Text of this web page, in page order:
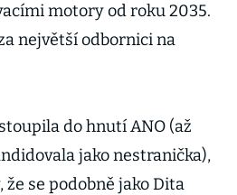
motory od roku 2035.
největší odbornici na
do hnutí ANO (až
jako nestranička),
že se podobně jako Dita